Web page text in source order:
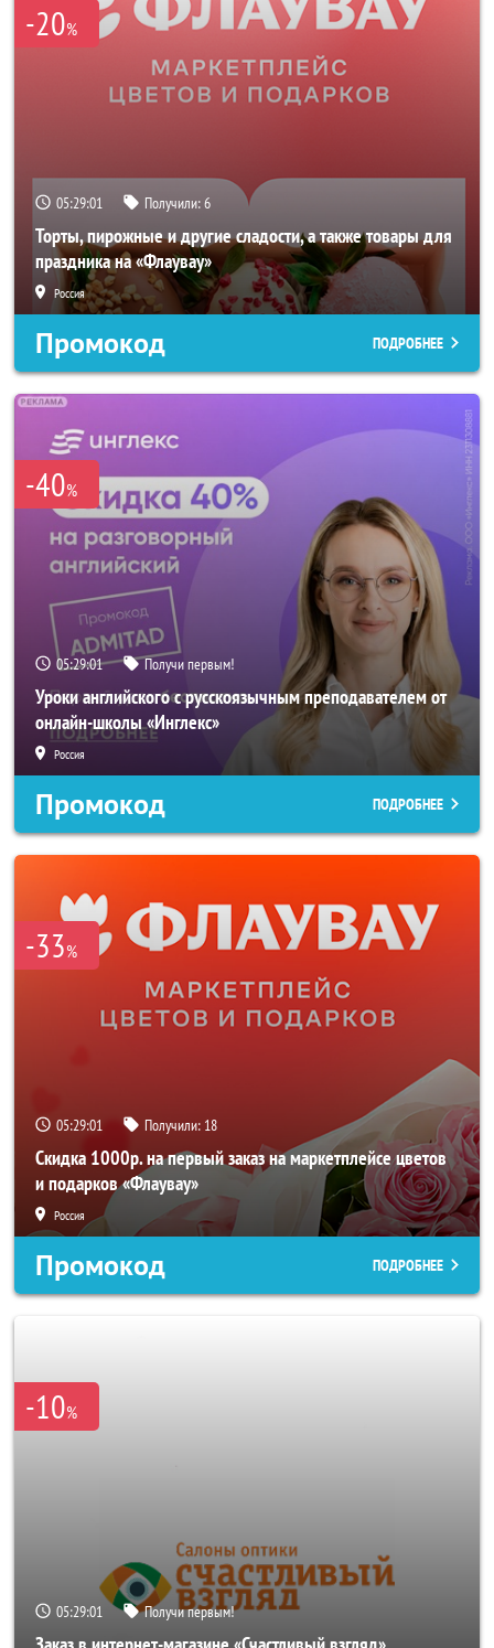
-20%
05:28:59 Получили:6
Торты, пирожные и другие сладости, а также товары для
праздника на «Флаувау»
Россия
Промокод ПОДРОБНЕЕ
-40%
05:28:59 Получи первым!
Уроки английского с русскоязычным преподавателем от
онлайн-школы «Инглекс»
Россия
Промокод ПОДРОБНЕЕ
-33%
05:28:59 Получили: 18
Скидка 1000р. на первый заказ на маркетплейсе цветов
и подарков «Флаувау»
Россия
Промокод ПОДРОБНЕЕ
-10%
05:28:59 Получи первым!